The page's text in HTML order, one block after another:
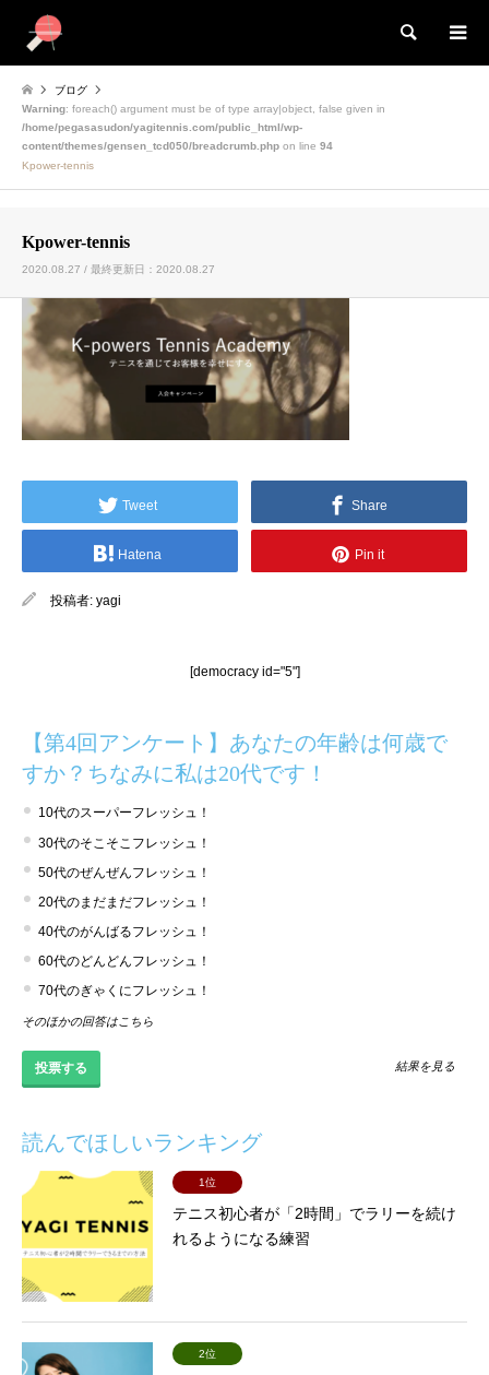
検索
ブログ
Warning: foreach() argument must be of type array|object, false given in
/home/pegasasudon/yagitennis.com/public_html/wp-
content/themes/gensen_tcd050/breadcrumb.php on line 94
Kpower-tennis
Kpower-tennis
2020.08.27 / 最終更新日：2020.08.27
Tweet Share
Hatena Pin it
投稿者: yagi
[democracy id="5"]
【第4回アンケート】あなたの年齢は何歳で
すか？ちなみに私は20代です！
10代のスーパーフレッシュ！
30代のそこそこフレッシュ！
50代のぜんぜんフレッシュ！
20代のまだまだフレッシュ！
40代のがんばるフレッシュ！
60代のどんどんフレッシュ！
70代のぎゃくにフレッシュ！
そのほかの回答はこちら
結果を見る
読んでほしいランキング
1位
テニス初心者が「2時間」でラリーを続け
れるようになる練習
2位